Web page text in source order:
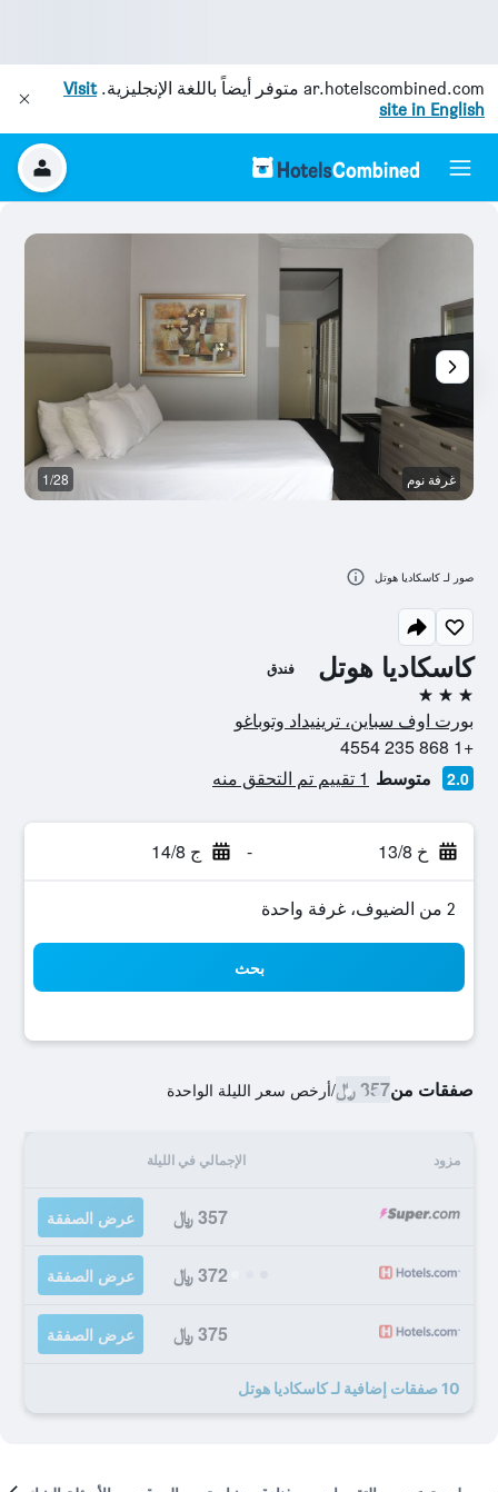
ar.hotelscombined.com متوفر أيضاً باللغة الإنجليزية.Visit
site in English
كاسكاديا هوتل فندق
3 نجوم
بورت اوف سباين، ترينيداد وتوباغو
+1 868 235 4554
2.0 متوسط 1 تقييم تم التحقق منه
خ 13/8 - ج 14/8
2 من الضيوف، غرفة واحدة
بحث
صفقات من357 ﷼ /أرخص سعر الليلة الواحدة
مزود الإجمالي في الليلة
357 ﷼ عرض الصفقة
372 ﷼ عرض الصفقة
375 ﷼ عرض الصفقة
10 صفقات إضافية لـ كاسكاديا هوتل
غرفة نوم 1/28
صور لـ كاسكاديا هوتل